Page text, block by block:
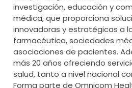
investigación, educación y
médica, que proporciona
innovadoras y estratégicas a
farmacéutica, sociedades
asociaciones de pacientes.
más 20 años ofreciendo
salud, tanto a nivel nacional
Forma parte de Omnicom